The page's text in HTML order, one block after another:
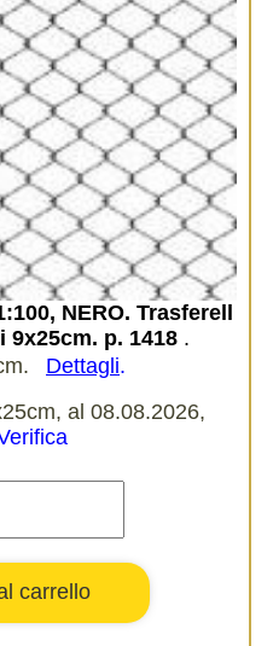
NERO. Trasferell
p. 1418 .
Dettagli.
al 08.08.2026,